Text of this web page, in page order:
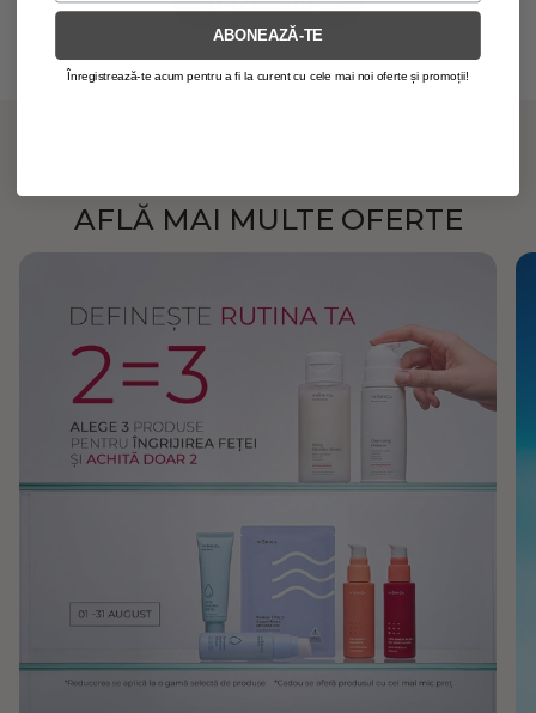
într-un moment de relaxare și frumusețe naturală –
AFLĂ MAI MULTE OFERTE
ABONEAZĂ-TE
Înregistrează-te acum pentru a fi la curent cu cele mai noi oferte și promoții!